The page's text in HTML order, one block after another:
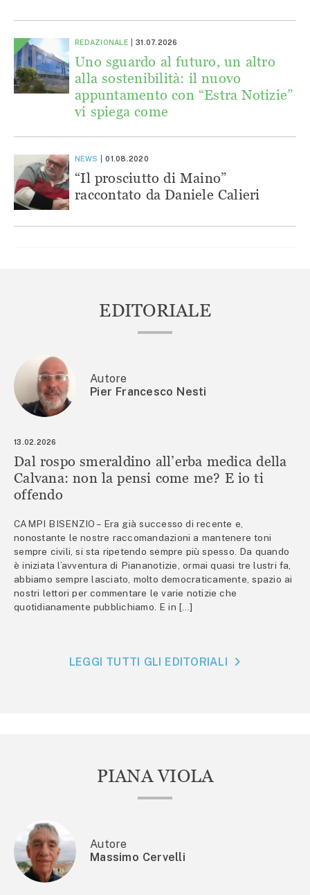
REDAZIONALE 31.07.2026
Uno sguardo al futuro, un altro
alla sostenibilità: il nuovo
appuntamento con “Estra Notizie”
vi spiega come
NEWS 01.08.2020
“Il prosciutto di Maino”
raccontato da Daniele Calieri
EDITORIALE
Autore
Pier Francesco Nesti
13.02.2026
Dal rospo smeraldino all’erba medica della
Calvana: non la pensi come me? E io ti
offendo
CAMPI BISENZIO – Era già successo di recente e,
nonostante le nostre raccomandazioni a mantenere toni
sempre civili, si sta ripetendo sempre più spesso. Da quando
è iniziata l’avventura di Piananotizie, ormai quasi tre lustri fa,
abbiamo sempre lasciato, molto democraticamente, spazio ai
nostri lettori per commentare le varie notizie che
quotidianamente pubblichiamo. E in […]
LEGGI TUTTI GLI EDITORIALI
PIANA VIOLA
Autore
Massimo Cervelli